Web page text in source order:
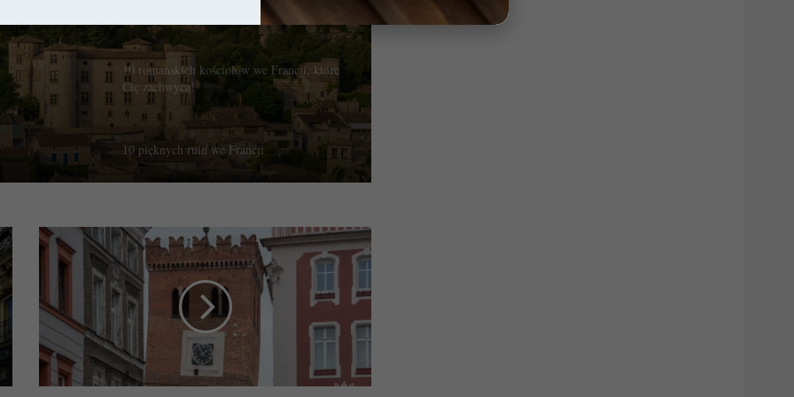
Visby – Miasto ponad czasem
10 romańskich kościołów we Francji, które
Cię zachwycą!
10 pięknych ruin we Francji
Katedra w Auch – Wierna tradycjom
Nowa Akwitania: 10 miejsc, które warto
zobaczyć!
Ząbkowice
Śląskie.
Frankenstein,
prawdziwa?